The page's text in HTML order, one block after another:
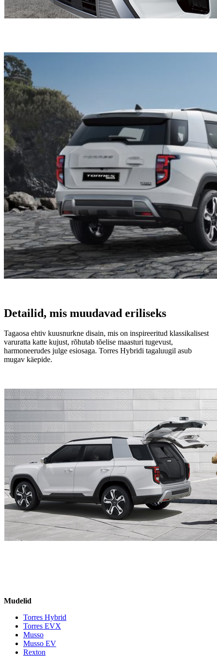
Detailid, mis muudavad eriliseks
Tagaosa ehtiv kuusnurkne disain, mis on inspireeritud klassikalisest
varuratta katte kujust, rõhutab tõelise maasturi tugevust,
harmoneerudes julge esiosaga. Torres Hybridi tagaluugil asub
mugav käepide.
Mudelid
Torres Hybrid
Torres EVX
Musso
Musso EV
Rexton